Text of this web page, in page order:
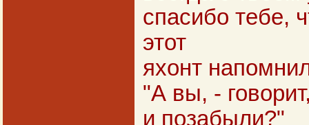
спасибо тебе,
этот
яхонт
"А вы, -
и позабыли?"